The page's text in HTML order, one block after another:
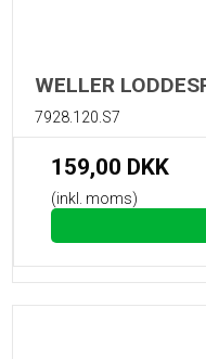
WELLER
7928.120.S7
159,00 DKK
(inkl. moms)